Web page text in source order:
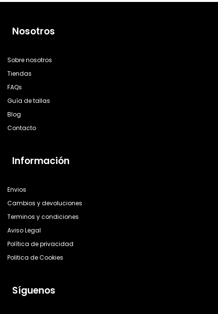
Nosotros
Sobre nosotros
Tiendas
FAQs
Guía de tallas
Blog
Contacto
Información
Envios
Cambios y devoluciones
Terminos y condiciones
Aviso Legal
Política de privacidad
Politica de Cookies
Síguenos